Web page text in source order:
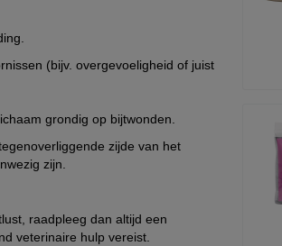
(bijv. overgevoeligheid of juist
grondig op bijtwonden.
zijde van het
zijn.
raadpleeg dan altijd een
veterinaire hulp vereist.